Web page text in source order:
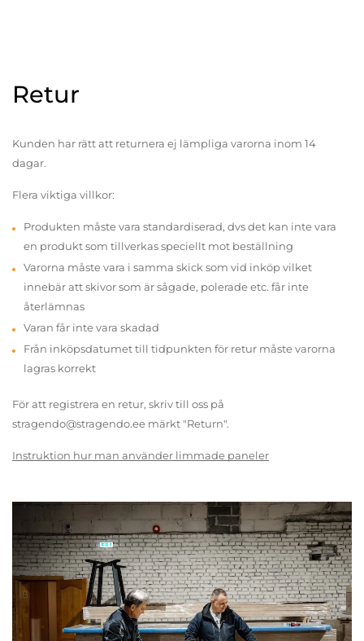
Retur
Kunden har rätt att returnera ej lämpliga varorna inom 14
dagar.
Flera viktiga villkor:
Produkten måste vara standardiserad, dvs det kan inte vara
en produkt som tillverkas speciellt mot beställning
Varorna måste vara i samma skick som vid inköp vilket
innebär att skivor som är sågade, polerade etc. får inte
återlämnas
Varan får inte vara skadad
Från inköpsdatumet till tidpunkten för retur måste varorna
lagras korrekt
För att registrera en retur, skriv till oss på
stragendo@stragendo.ee märkt "Return".
Instruktion hur man använder limmade paneler